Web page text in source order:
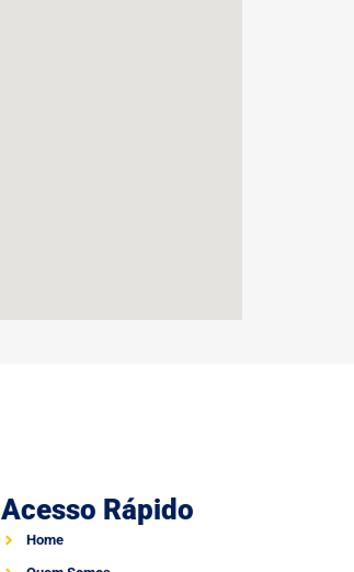
Acesso Rápido
Home